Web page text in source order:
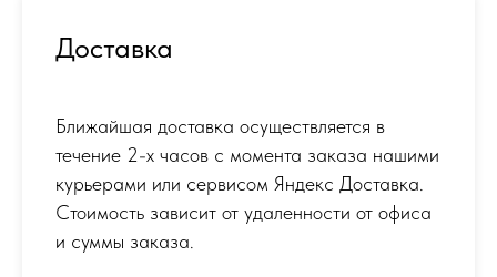
Доставка
Ближайшая доставка осуществляется в
течение 2-х часов с момента заказа нашими
курьерами или сервисом Яндекс Доставка.
Стоимость зависит от удаленности от офиса
и суммы заказа.